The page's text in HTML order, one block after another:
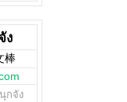
ง
棒
กจัง